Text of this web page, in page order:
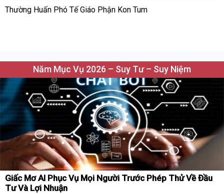
Thường Huấn Phó Tế Giáo Phận Kon Tum
Năm Mục Vụ 2026 – Suy Tư – Suy Niệm
Giấc Mơ AI Phục Vụ Mọi Người Trước Phép Thử Về Đầu
Tư Và Lợi Nhuận